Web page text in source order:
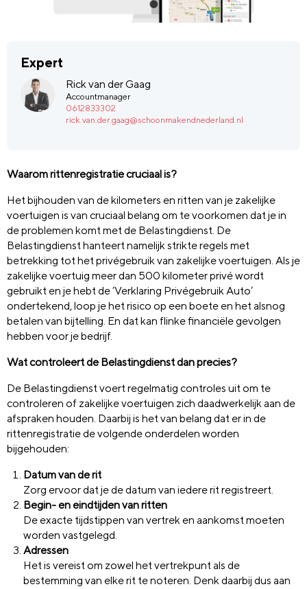
Expert
Rick van der Gaag
Accountmanager
0612833302
rick.van.der.gaag@schoonmakendnederland.nl
Waarom rittenregistratie cruciaal is?
Het bijhouden van de kilometers en ritten van je zakelijke
voertuigen is van cruciaal belang om te voorkomen dat je in
de problemen komt met de Belastingdienst. De
Belastingdienst hanteert namelijk strikte regels met
betrekking tot het privégebruik van zakelijke voertuigen. Als je
zakelijke voertuig meer dan 500 kilometer privé wordt
gebruikt en je hebt de ‘Verklaring Privégebruik Auto’
ondertekend, loop je het risico op een boete en het alsnog
betalen van bijtelling. En dat kan flinke financiële gevolgen
hebben voor je bedrijf.
Wat controleert de Belastingdienst dan precies?
De Belastingdienst voert regelmatig controles uit om te
controleren of zakelijke voertuigen zich daadwerkelijk aan de
afspraken houden. Daarbij is het van belang dat er in de
rittenregistratie de volgende onderdelen worden
bijgehouden:
Datum van de rit
Zorg ervoor dat je de datum van iedere rit registreert.
Begin- en eindtijden van ritten
De exacte tijdstippen van vertrek en aankomst moeten
worden vastgelegd.
Adressen
Het is vereist om zowel het vertrekpunt als de
bestemming van elke rit te noteren. Denk daarbij dus aan